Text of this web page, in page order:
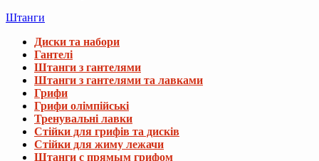
Штанги
Диски та набори
Гантелі
Штанги з гантелями
Штанги з гантелями та лавками
Грифи
Грифи олімпійські
Тренувальні лавки
Стійки для грифів та дисків
Стійки для жиму лежачи
Штанги с прямым грифом